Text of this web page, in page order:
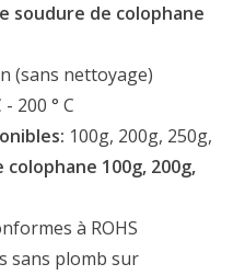
soudure de colophane
(sans nettoyage)
- 200 ° C
100g, 200g, 250g,
100g, 200g,
à ROHS
sans plomb sur